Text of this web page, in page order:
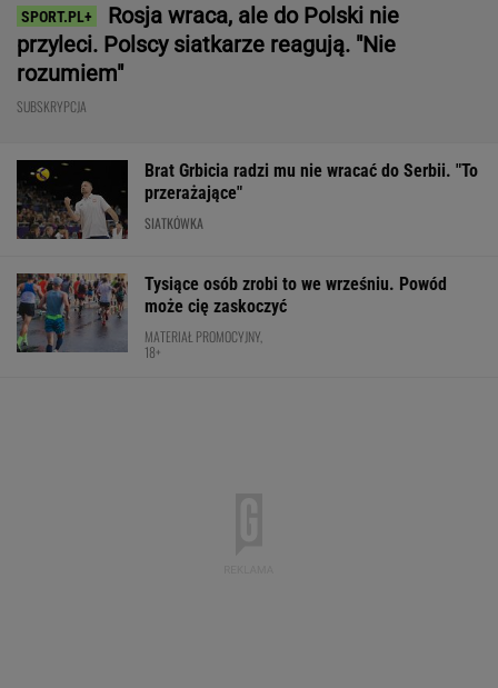
Rosja wraca, ale do Polski nie
przyleci. Polscy siatkarze reagują. "Nie
rozumiem"
SUBSKRYPCJA
Brat Grbicia radzi mu nie wracać do Serbii. "To
przerażające"
SIATKÓWKA
Tysiące osób zrobi to we wrześniu. Powód
może cię zaskoczyć
MATERIAŁ PROMOCYJNY,
18+